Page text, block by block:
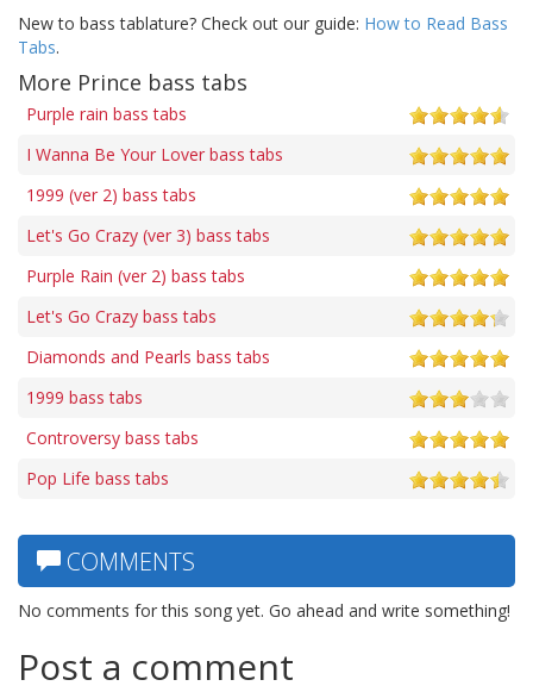
New to bass tablature? Check out our guide: How to Read Bass
Tabs.
More Prince bass tabs
Purple rain bass tabs
I Wanna Be Your Lover bass tabs
1999 (ver 2) bass tabs
Let's Go Crazy (ver 3) bass tabs
Purple Rain (ver 2) bass tabs
Let's Go Crazy bass tabs
Diamonds and Pearls bass tabs
1999 bass tabs
Controversy bass tabs
Pop Life bass tabs
COMMENTS
No comments for this song yet. Go ahead and write something!
Post a comment